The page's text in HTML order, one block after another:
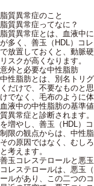
脂質異常症のこと
脂質異常症ってなに？
脂質異常症とは、血液中
が多く、善玉（HDL）コ
で放置しておくと、動脈
リスクが高くなります。
意外と必要な中性脂肪
中性脂肪とは、別名トリ
くだけで、不要なものと
けでなく、毛布のように
血液中の中性脂肪の基準
質異常症と診断されます
を増やし、善玉（HDL）
制限の観点からは、中性
その原因ではなく、むし
と考えます。
善玉コレステロールと悪
コレステロールは、悪玉
ールがあり、この二つの